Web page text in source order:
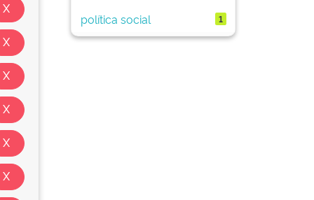
política social 1